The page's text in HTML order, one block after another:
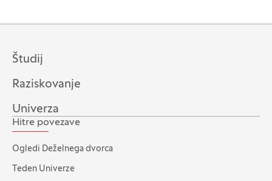
Študij
Raziskovanje
Univerza
Hitre povezave
Ogledi Deželnega dvorca
Teden Univerze